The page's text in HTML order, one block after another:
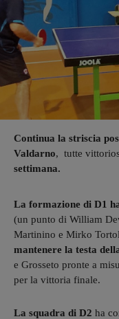
Continua la striscia
Valdarno, tutte
settimana.
La formazione di D1
(un punto di William
Martinino e Mirko
mantenere la testa
e Grosseto pronte a
per la vittoria finale.
La squadra di D2 ha